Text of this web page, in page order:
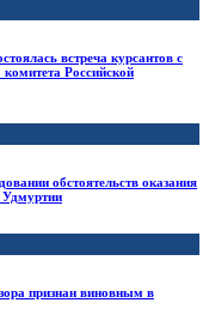
встреча курсантов с
Российской
обстоятельств оказания
Удмуртии
признан виновным в